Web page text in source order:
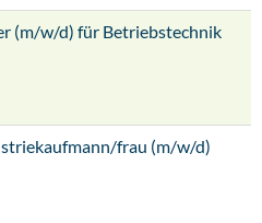
(m/w/d) für Betriebstechnik
frau (m/w/d)